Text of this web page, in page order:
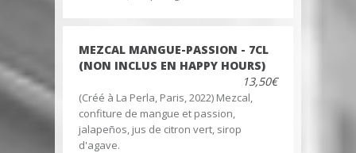
MEZCAL MANGUE-PASSION - 7CL
(NON INCLUS EN HAPPY HOURS)
13,50€
(Créé à La Perla, Paris, 2022) Mezcal,
confiture de mangue et passion,
jalapeños, jus de citron vert, sirop
d'agave.